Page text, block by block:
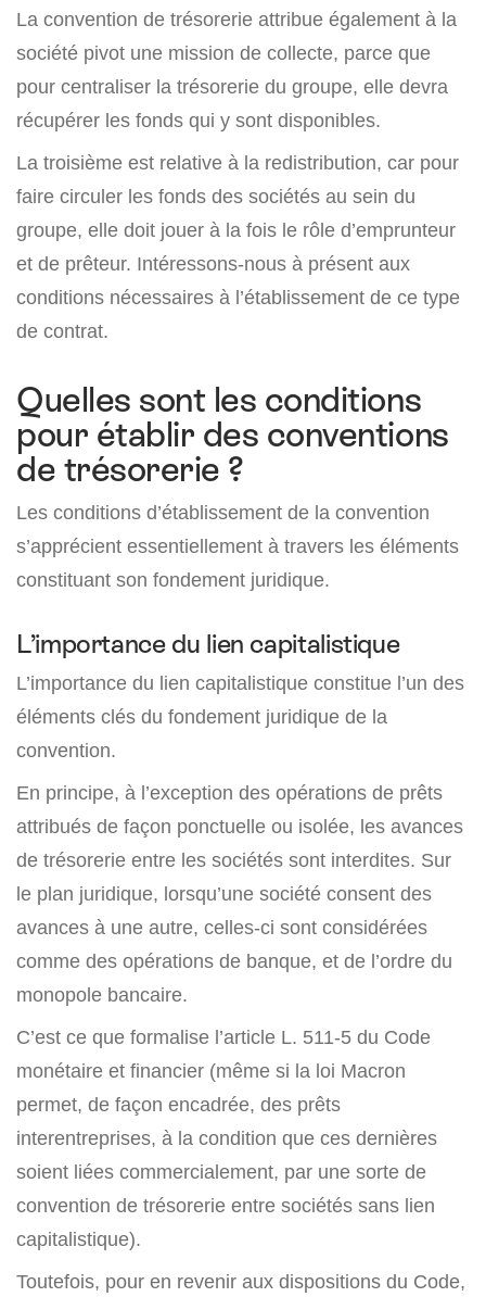
La convention de trésorerie attribue également à la
société pivot une mission de collecte, parce que
pour centraliser la trésorerie du groupe, elle devra
récupérer les fonds qui y sont disponibles.
La troisième est relative à la redistribution, car pour
faire circuler les fonds des sociétés au sein du
groupe, elle doit jouer à la fois le rôle d’emprunteur
et de prêteur. Intéressons-nous à présent aux
conditions nécessaires à l’établissement de ce type
de contrat.
Quelles sont les conditions
pour établir des conventions
de trésorerie ?
Les conditions d’établissement de la convention
s’apprécient essentiellement à travers les éléments
constituant son fondement juridique.
L’importance du lien capitalistique
L’importance du lien capitalistique constitue l’un des
éléments clés du fondement juridique de la
convention.
En principe, à l’exception des opérations de prêts
attribués de façon ponctuelle ou isolée, les avances
de trésorerie entre les sociétés sont interdites. Sur
le plan juridique, lorsqu’une société consent des
avances à une autre, celles-ci sont considérées
comme des opérations de banque, et de l’ordre du
monopole bancaire.
C’est ce que formalise l’article L. 511-5 du Code
monétaire et financier (même si la loi Macron
permet, de façon encadrée, des prêts
interentreprises, à la condition que ces dernières
soient liées commercialement, par une sorte de
convention de trésorerie entre sociétés sans lien
capitalistique).
Toutefois, pour en revenir aux dispositions du Code,